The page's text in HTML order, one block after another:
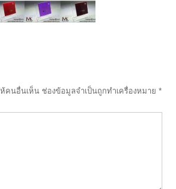
คนอื่นเห็น ช่องข้อมูลจำเป็นถูกทำเครื่องหมาย*